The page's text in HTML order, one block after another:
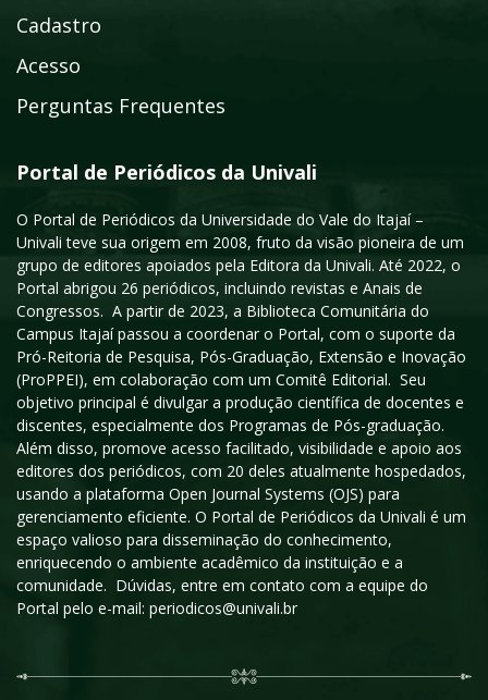
Cadastro
Acesso
Perguntas Frequentes
Portal de Periódicos da Univali
O Portal de Periódicos da Universidade do Vale do Itajaí –
Univali teve sua origem em 2008, fruto da visão pioneira de um
grupo de editores apoiados pela Editora da Univali. Até 2022, o
Portal abrigou 26 periódicos, incluindo revistas e Anais de
Congressos. A partir de 2023, a Biblioteca Comunitária do
Campus Itajaí passou a coordenar o Portal, com o suporte da
Pró-Reitoria de Pesquisa, Pós-Graduação, Extensão e Inovação
(ProPPEI), em colaboração com um Comitê Editorial. Seu
objetivo principal é divulgar a produção científica de docentes e
discentes, especialmente dos Programas de Pós-graduação.
Além disso, promove acesso facilitado, visibilidade e apoio aos
editores dos periódicos, com 20 deles atualmente hospedados,
usando a plataforma Open Journal Systems (OJS) para
gerenciamento eficiente. O Portal de Periódicos da Univali é um
espaço valioso para disseminação do conhecimento,
enriquecendo o ambiente acadêmico da instituição e a
comunidade. Dúvidas, entre em contato com a equipe do
Portal pelo e-mail: periodicos@univali.br